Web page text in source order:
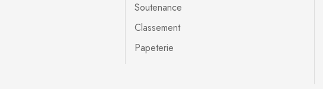
Soutenance
Classement
Papeterie